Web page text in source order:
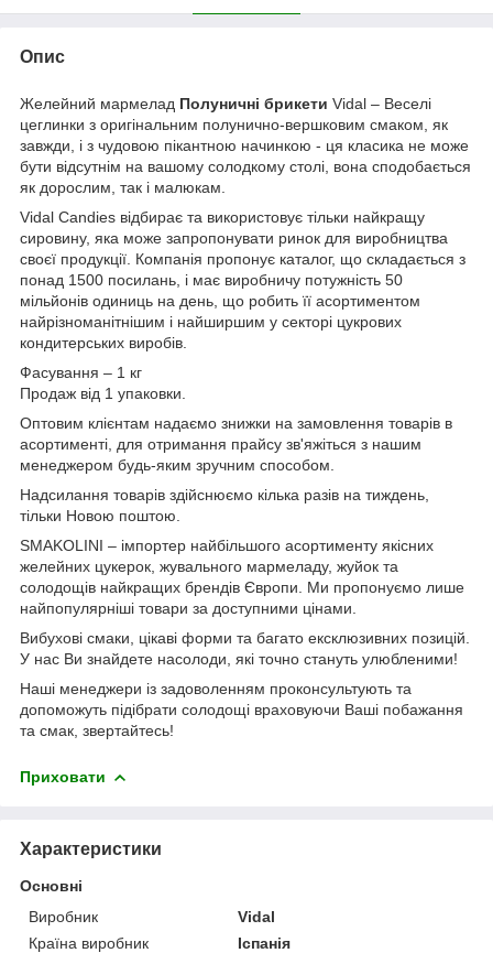
Опис
Желейний мармелад Полуничні брикети Vidal – Веселі
цеглинки з оригінальним полунично-вершковим смаком, як
завжди, і з чудовою пікантною начинкою - ця класика не може
бути відсутнім на вашому солодкому столі, вона сподобається
як дорослим, так і малюкам.
Vidal Candies відбирає та використовує тільки найкращу
сировину, яка може запропонувати ринок для виробництва
своєї продукції. Компанія пропонує каталог, що складається з
понад 1500 посилань, і має виробничу потужність 50
мільйонів одиниць на день, що робить її асортиментом
найрізноманітнішим і найширшим у секторі цукрових
кондитерських виробів.
Фасування – 1 кг
Продаж від 1 упаковки.
Оптовим клієнтам надаємо знижки на замовлення товарів в
асортименті, для отримання прайсу зв'яжіться з нашим
менеджером будь-яким зручним способом.
Надсилання товарів здійснюємо кілька разів на тиждень,
тільки Новою поштою.
SMAKOLINI – імпортер найбільшого асортименту якісних
желейних цукерок, жувального мармеладу, жуйок та
солодощів найкращих брендів Європи. Ми пропонуємо лише
найпопулярніші товари за доступними цінами.
Вибухові смаки, цікаві форми та багато ексклюзивних позицій.
У нас Ви знайдете насолоди, які точно стануть улюбленими!
Наші менеджери із задоволенням проконсультують та
допоможуть підібрати солодощі враховуючи Ваші побажання
та смак, звертайтесь!
Приховати
Характеристики
Основні
Виробник
Vidal
Країна виробник
Іспанія